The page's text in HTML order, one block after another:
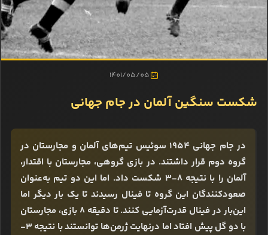
1401/05/05
شکست سنگین آلمان در جام جهانی
در جام جهانی 1954 سوئیس تیم‌های آلمان و مجارستان در
گروه دوم قرار داشتند. در بازی گروهی، مجارستان با اقتدار،
آلمان را با نتیجه 8-3 شکست داد. اما این دو تیم به‌عنوان
صعودکنندگان این گروه تا فینال رسیدند تا یک بار دیگر اما
این‌بار در فینال قدرت‌آزمایی کنند. تا دقیقه 8 بازی، مجارستان
با دو گل پیش ‌افتاد اما درنهایت ژرمن‌ها توانستند با نتیجه 3-